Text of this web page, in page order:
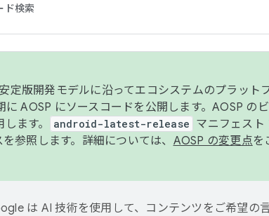
ド検索
定版開発モデルに沿ってエコシステムのプラット
AOSP にソースコードを公開します。AOSP のビ
ます。 android-latest-release マニフェスト
参照します。詳細については、 AOSP の変更点を
は AI 技術を使用して、コンテンツをご希望の